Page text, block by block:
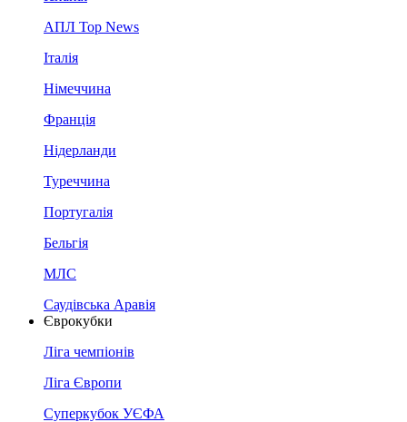
АПЛ Top News
Італія
Німеччина
Франція
Нідерланди
Туреччина
Португалія
Бельгія
МЛС
Саудівська Аравія
Єврокубки
Ліга чемпіонів
Ліга Європи
Суперкубок УЄФА